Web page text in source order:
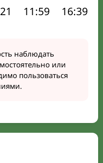
11:59 16:39
наблюдать
или
пользоваться